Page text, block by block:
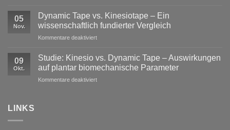
reine
Stabilisation
ausreicht
versus
neurophysiologische
Wirkungen
von
05
Nov.
Dynamic Tape vs. Kinesiotape – Ein
wissenschaftlich fundierter Vergleich
Kommentare deaktiviertfür
Tape
Kinesiotape
–
09
Okt.
Studie: Kinesio vs. Dynamic Tape – Auswirkungen
auf plantar biomechanische Parameter
Kommentare deaktiviertfür
LINKS